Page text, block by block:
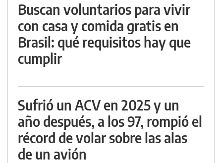
Buscan voluntarios para vivir
con casa y comida gratis en
Brasil: qué requisitos hay que
cumplir
Sufrió un ACV en 2025 y un
año después, a los 97, rompió el
récord de volar sobre las alas
de un avión